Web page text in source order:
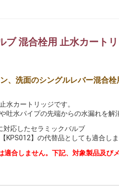
ブ 混合栓用 止水カート
、洗面のシングルレバー混合
水カートリッジです。
吐水パイプの先端からの水漏れを解
対応したセラミックバルブ
KPS012】の代替品としても適合しま
合しません。下記、対象製品及び